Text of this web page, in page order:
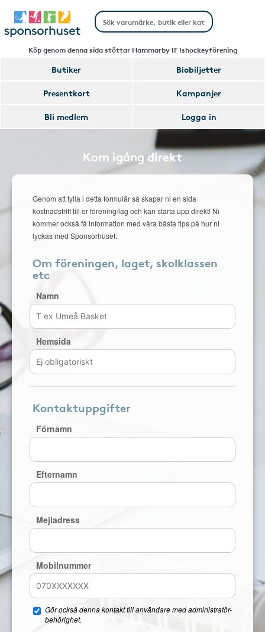
Köp genom denna sida stöttar Hammarby IF Ishockeyförening
Butiker
Biobiljetter
Presentkort
Kampanjer
Bli medlem
Logga in
Kom igång direkt
Genom att fylla i detta formulär så skapar ni en sida
kostnadsfritt till er förening/lag och kan starta upp direkt! Ni
kommer också få information med våra bästa tips på hur ni
lyckas med Sponsorhuset.
Om föreningen, laget, skolklassen
etc
Namn
Hemsida
Kontaktuppgifter
Förnamn
Efternamn
Mejladress
Mobilnummer
Gör också denna kontakt till användare med administratör-
behörighet.